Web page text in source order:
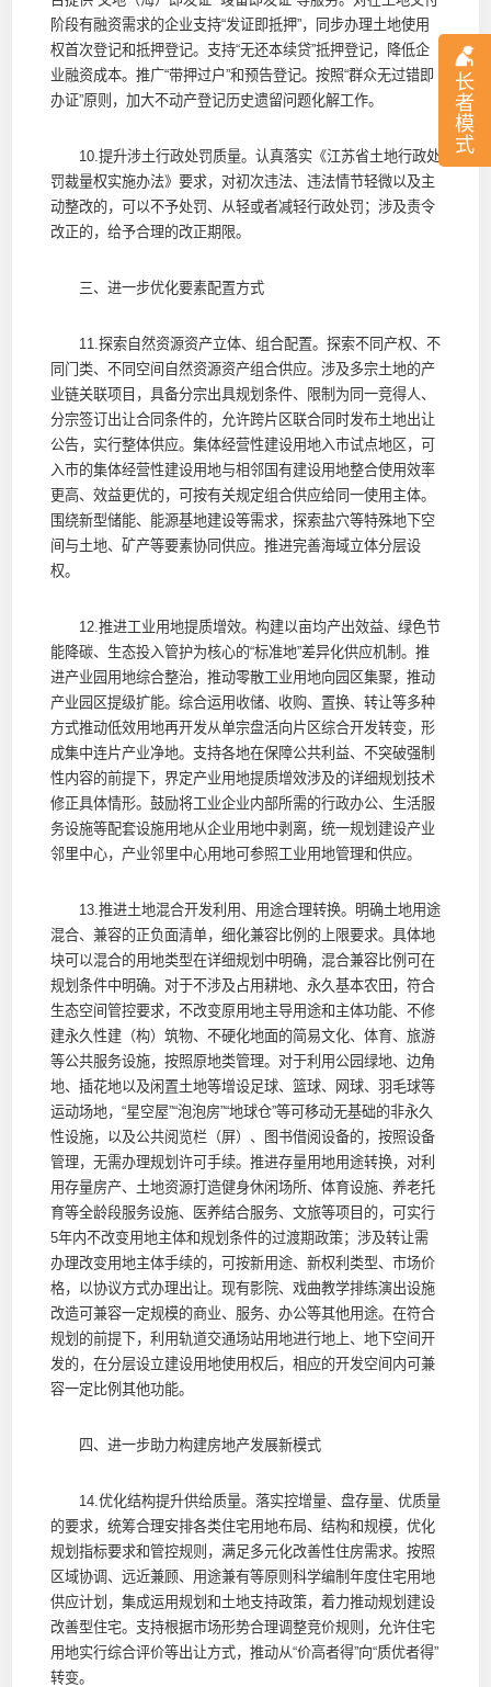
长
者
模
式
阶段有融资需求的企业支持“发证即抵押”，同步办理土地使用
权首次登记和抵押登记。支持“无还本续贷”抵押登记，降低企
业融资成本。推广“带押过户”和预告登记。按照“群众无过错即
办证”原则，加大不动产登记历史遗留问题化解工作。
10.提升涉土行政处罚质量。认真落实《江苏省土地行政处
罚裁量权实施办法》要求，对初次违法、违法情节轻微以及主
动整改的，可以不予处罚、从轻或者减轻行政处罚；涉及责令
改正的，给予合理的改正期限。
三、进一步优化要素配置方式
11.探索自然资源资产立体、组合配置。探索不同产权、不
同门类、不同空间自然资源资产组合供应。涉及多宗土地的产
业链关联项目，具备分宗出具规划条件、限制为同一竞得人、
分宗签订出让合同条件的，允许跨片区联合同时发布土地出让
公告，实行整体供应。集体经营性建设用地入市试点地区，可
入市的集体经营性建设用地与相邻国有建设用地整合使用效率
更高、效益更优的，可按有关规定组合供应给同一使用主体。
围绕新型储能、能源基地建设等需求，探索盐穴等特殊地下空
间与土地、矿产等要素协同供应。推进完善海域立体分层设
权。
12.推进工业用地提质增效。构建以亩均产出效益、绿色节
能降碳、生态投入管护为核心的“标准地”差异化供应机制。推
进产业园用地综合整治，推动零散工业用地向园区集聚，推动
产业园区提级扩能。综合运用收储、收购、置换、转让等多种
方式推动低效用地再开发从单宗盘活向片区综合开发转变，形
成集中连片产业净地。支持各地在保障公共利益、不突破强制
性内容的前提下，界定产业用地提质增效涉及的详细规划技术
修正具体情形。鼓励将工业企业内部所需的行政办公、生活服
务设施等配套设施用地从企业用地中剥离，统一规划建设产业
邻里中心，产业邻里中心用地可参照工业用地管理和供应。
13.推进土地混合开发利用、用途合理转换。明确土地用途
混合、兼容的正负面清单，细化兼容比例的上限要求。具体地
块可以混合的用地类型在详细规划中明确，混合兼容比例可在
规划条件中明确。对于不涉及占用耕地、永久基本农田，符合
生态空间管控要求，不改变原用地主导用途和主体功能、不修
建永久性建（构）筑物、不硬化地面的简易文化、体育、旅游
等公共服务设施，按照原地类管理。对于利用公园绿地、边角
地、插花地以及闲置土地等增设足球、篮球、网球、羽毛球等
运动场地，“星空屋”“泡泡房”“地球仓”等可移动无基础的非永久
性设施，以及公共阅览栏（屏）、图书借阅设备的，按照设备
管理，无需办理规划许可手续。推进存量用地用途转换，对利
用存量房产、土地资源打造健身休闲场所、体育设施、养老托
育等全龄段服务设施、医养结合服务、文旅等项目的，可实行
5年内不改变用地主体和规划条件的过渡期政策；涉及转让需
办理改变用地主体手续的，可按新用途、新权利类型、市场价
格，以协议方式办理出让。现有影院、戏曲教学排练演出设施
改造可兼容一定规模的商业、服务、办公等其他用途。在符合
规划的前提下，利用轨道交通场站用地进行地上、地下空间开
发的，在分层设立建设用地使用权后，相应的开发空间内可兼
容一定比例其他功能。
四、进一步助力构建房地产发展新模式
14.优化结构提升供给质量。落实控增量、盘存量、优质量
的要求，统筹合理安排各类住宅用地布局、结构和规模，优化
规划指标要求和管控规则，满足多元化改善性住房需求。按照
区域协调、远近兼顾、用途兼有等原则科学编制年度住宅用地
供应计划，集成运用规划和土地支持政策，着力推动规划建设
改善型住宅。支持根据市场形势合理调整竞价规则，允许住宅
用地实行综合评价等出让方式，推动从“价高者得”向“质优者得”
转变。